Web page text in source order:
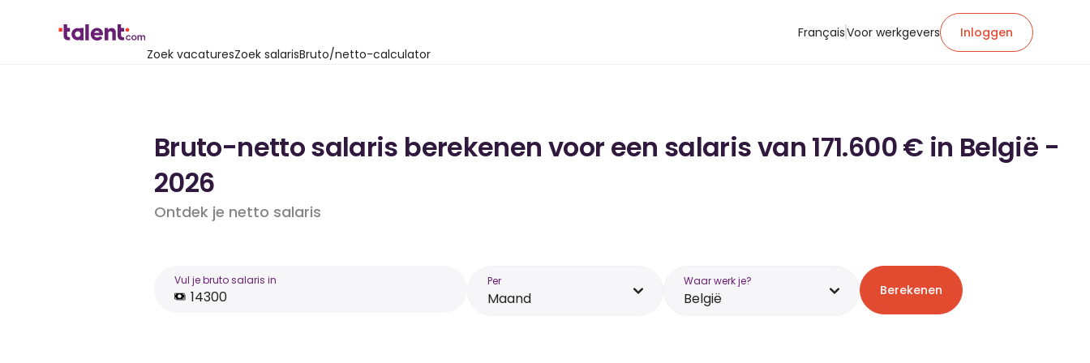
Zoek vacaturesZoek salarisBruto/netto-calculator
FrançaisVoor werkgevers Inloggen
Bruto-netto salaris berekenen voor een salaris van 171.600 € in België -
2026
Ontdek je netto salaris
Vul je bruto salaris in Per
Maand
Waar werk je?
België Berekenen